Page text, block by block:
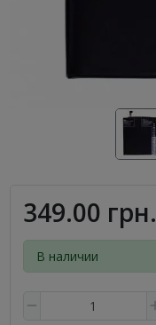
349.00 грн.
В наличии